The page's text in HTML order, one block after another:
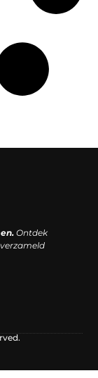
Ontdek